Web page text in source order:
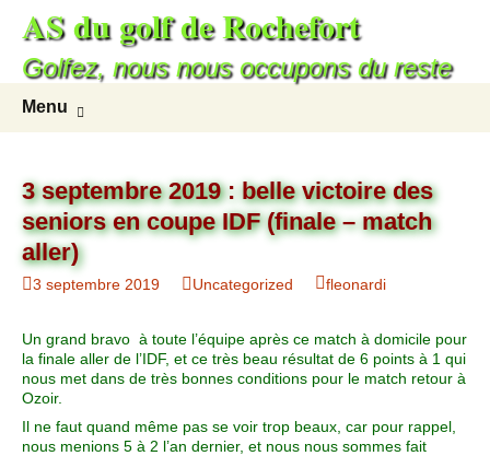
contenu
AS du golf de Rochefort
Golfez, nous nous occupons du reste
Menu
3 septembre 2019 : belle victoire des
seniors en coupe IDF (finale – match
aller)
3 septembre 2019 Uncategorized fleonardi
Un grand bravo à toute l’équipe après ce match à domicile pour
la finale aller de l’IDF, et ce très beau résultat de 6 points à 1 qui
nous met dans de très bonnes conditions pour le match retour à
Ozoir.
Il ne faut quand même pas se voir trop beaux, car pour rappel,
nous menions 5 à 2 l’an dernier, et nous nous sommes fait